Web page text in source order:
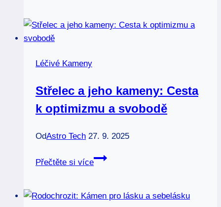
pro
Léčivé Kameny
Střelec a jeho kameny: Cesta
k optimizmu a svobodě
OdAstro Tech 27. 9. 2025
Přečtěte si více
Střelec
kameny: